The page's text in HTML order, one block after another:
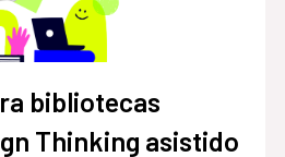
bibliotecas
Thinking asistido